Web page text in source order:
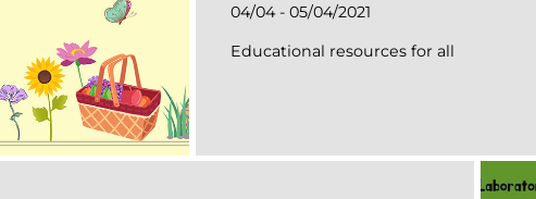
04/04 - 05/04/2021
Educational resources for all